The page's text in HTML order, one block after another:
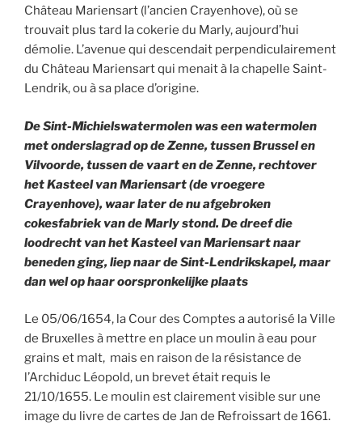
Château Mariensart (l’ancien Crayenhove), où se
trouvait plus tard la cokerie du Marly, aujourd’hui
démolie. L’avenue qui descendait perpendiculairement
du Château Mariensart qui menait à la chapelle Saint-
Lendrik, ou à sa place d’origine.
De Sint-Michielswatermolen was een watermolen
met onderslagrad op de Zenne, tussen Brussel en
Vilvoorde, tussen de vaart en de Zenne, rechtover
het Kasteel van Mariensart (de vroegere
Crayenhove), waar later de nu afgebroken
cokesfabriek van de Marly stond. De dreef die
loodrecht van het Kasteel van Mariensart naar
beneden ging, liep naar de Sint-Lendrikskapel, maar
dan wel op haar oorspronkelijke plaats
Le 05/06/1654, la Cour des Comptes a autorisé la Ville
de Bruxelles à mettre en place un moulin à eau pour
grains et malt, mais en raison de la résistance de
l’Archiduc Léopold, un brevet était requis le
21/10/1655. Le moulin est clairement visible sur une
image du livre de cartes de Jan de Refroissart de 1661.